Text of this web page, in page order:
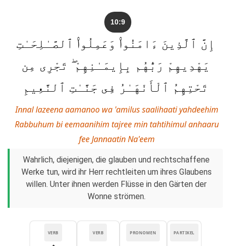
10:9
إِنَّ ٱلَّذِينَ ءَامَنُوا۟ وَعَمِلُوا۟ ٱلصَّـٰلِحَـٰتِ
يَهْدِيهِمْ رَبُّهُم بِإِيمَـٰنِهِمْ ۖ تَجْرِى مِن
تَحْتِهِمُ ٱلْأَنْهَـٰرُ فِى جَنَّـٰتِ ٱلنَّعِيمِ
Innal lazeena aamanoo wa 'amilus saalihaati yahdeehim
Rabbuhum bi eemaanihim tajree min tahtihimul anhaaru
fee Jannaatin Na'eem
Wahrlich, diejenigen, die glauben und rechtschaffene
Werke tun, wird ihr Herr rechtleiten um ihres Glaubens
willen. Unter ihnen werden Flüsse in den Gärten der
Wonne strömen.
PARTIKEL
PRONOMEN
VERB
VERB